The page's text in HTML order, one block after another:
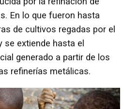
En lo que fueron hasta
de cultivos regadas por el
extiende hasta el
generado a partir de los
refinerías metálicas.